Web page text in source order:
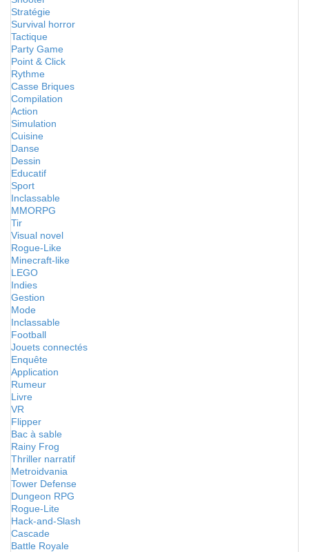
Stratégie
Survival horror
Tactique
Party Game
Point & Click
Rythme
Casse Briques
Compilation
Action
Simulation
Cuisine
Danse
Dessin
Educatif
Sport
Inclassable
MMORPG
Tir
Visual novel
Rogue-Like
Minecraft-like
LEGO
Indies
Gestion
Mode
Inclassable
Football
Jouets connectés
Enquête
Application
Rumeur
Livre
VR
Flipper
Bac à sable
Rainy Frog
Thriller narratif
Metroidvania
Tower Defense
Dungeon RPG
Rogue-Lite
Hack-and-Slash
Cascade
Battle Royale